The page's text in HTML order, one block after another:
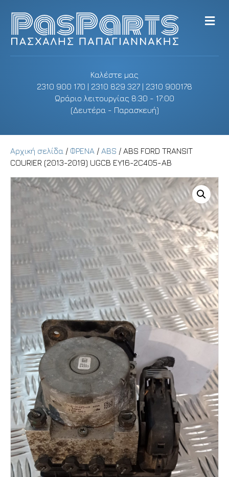
Καλέστε μας
2310 900 170 | 2310 829 327 | 2310 900178
Ωράριο λειτουργίας 8:30 - 17:00
(Δευτέρα - Παρασκευή)
M
e
Αρχική σελίδα / ΦΡΕΝΑ / ABS / ABS FORD TRANSIT
COURIER (2013-2019) UGCB EY16-2C405-AB